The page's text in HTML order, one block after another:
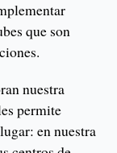
que son
nuestra
permite
en nuestra